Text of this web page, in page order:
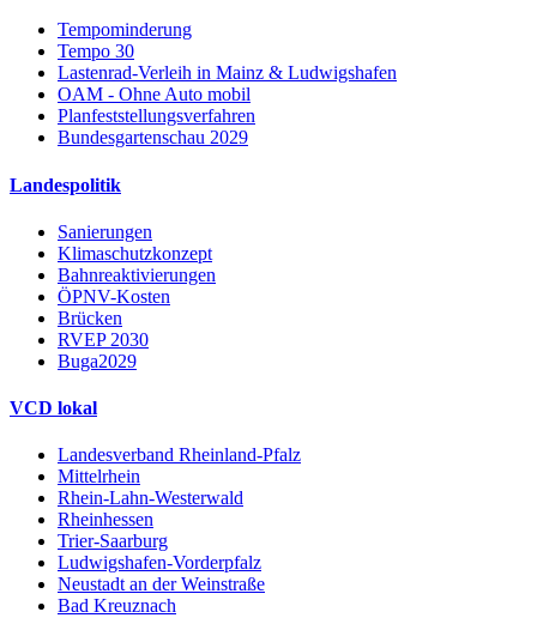
Tempominderung
Tempo 30
Lastenrad-Verleih in Mainz & Ludwigshafen
OAM - Ohne Auto mobil
Planfeststellungsverfahren
Bundesgartenschau 2029
Landespolitik
Sanierungen
Klimaschutzkonzept
Bahnreaktivierungen
ÖPNV-Kosten
Brücken
RVEP 2030
Buga2029
VCD lokal
Landesverband Rheinland-Pfalz
Mittelrhein
Rhein-Lahn-Westerwald
Rheinhessen
Trier-Saarburg
Ludwigshafen-Vorderpfalz
Neustadt an der Weinstraße
Bad Kreuznach